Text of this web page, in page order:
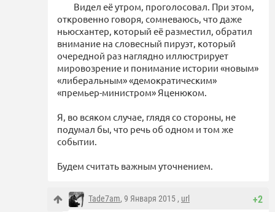
Видел её утром, проголосовал. При этом,
откровенно говоря, сомневаюсь, что даже
ньюсхантер, который её разместил, обратил
внимание на словесный пируэт, который
очередной раз наглядно иллюстрирует
мировозрение и понимание истории «новым»
«либеральным» «демократическим»
«премьер-министром» Яценюком.
Я, во всяком случае, глядя со стороны, не
подумал бы, что речь об одном и том же
событии.
Будем считать важным уточнением.
+2
Tade7am, 9 Января 2015 , url